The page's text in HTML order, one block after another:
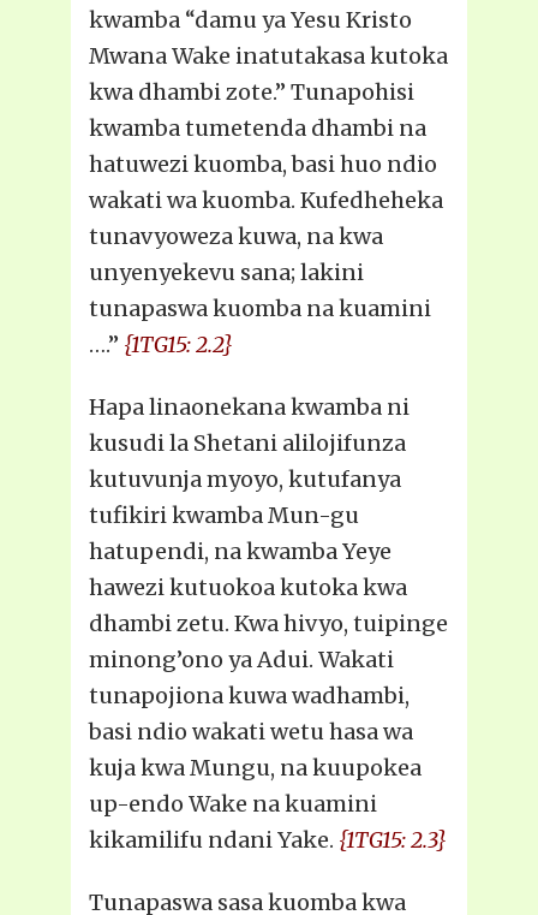
kwamba “damu ya Yesu Kristo
Mwana Wake inatutakasa kutoka
kwa dhambi zote.” Tunapohisi
kwamba tumetenda dhambi na
hatuwezi kuomba, basi huo ndio
wakati wa kuomba. Kufedheheka
tunavyoweza kuwa, na kwa
unyenyekevu sana; lakini
tunapaswa kuomba na kuamini
….” {1TG15: 2.2}
Hapa linaonekana kwamba ni
kusudi la Shetani alilojifunza
kutuvunja myoyo, kutufanya
tufikiri kwamba Mun-gu
hatupendi, na kwamba Yeye
hawezi kutuokoa kutoka kwa
dhambi zetu. Kwa hivyo, tuipinge
minong’ono ya Adui. Wakati
tunapojiona kuwa wadhambi,
basi ndio wakati wetu hasa wa
kuja kwa Mungu, na kuupokea
up-endo Wake na kuamini
kikamilifu ndani Yake. {1TG15: 2.3}
Tunapaswa sasa kuomba kwa